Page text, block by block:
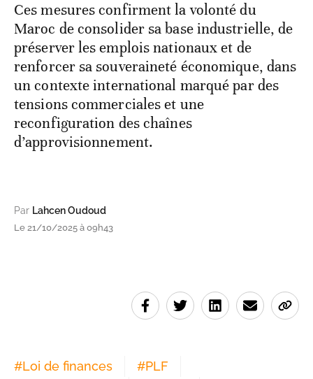
Ces mesures confirment la volonté du
Maroc de consolider sa base industrielle, de
préserver les emplois nationaux et de
renforcer sa souveraineté économique, dans
un contexte international marqué par des
tensions commerciales et une
reconfiguration des chaînes
d’approvisionnement.
Par Lahcen Oudoud
Le 21/10/2025 à 09h43
#Loi de finances #PLF